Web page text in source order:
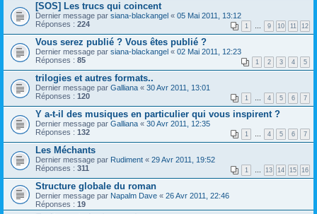
[SOS] Les trucs qui coincent
Dernier message par siana-blackangel « 05 Mai 2011, 13:12
Réponses : 224 1 … 9 10 11 12
Vous serez publié ? Vous êtes publié ?
Dernier message par siana-blackangel « 02 Mai 2011, 12:23
Réponses : 85 1 2 3 4 5
trilogies et autres formats..
Dernier message par Galliana « 30 Avr 2011, 13:01
Réponses : 120 1 … 4 5 6 7
Y a-t-il des musiques en particulier qui vous inspirent ?
Dernier message par Galliana « 30 Avr 2011, 12:35
Réponses : 132 1 … 4 5 6 7
Les Méchants
Dernier message par Rudiment « 29 Avr 2011, 19:52
Réponses : 311 1 … 13 14 15 16
Structure globale du roman
Dernier message par Napalm Dave « 26 Avr 2011, 22:46
Réponses : 19